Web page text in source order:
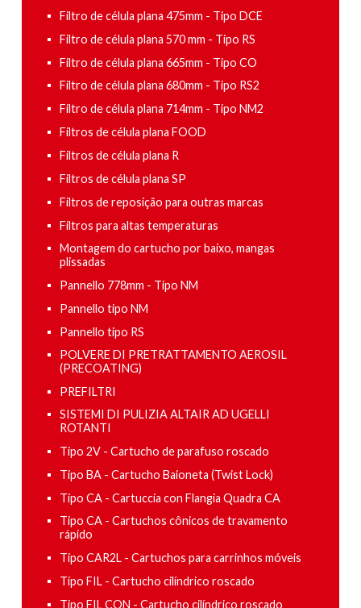
Filtro de célula plana 475mm - Tipo DCE
Filtro de célula plana 570 mm - Tipo RS
Filtro de célula plana 665mm - Tipo CO
Filtro de célula plana 680mm - Tipo RS2
Filtro de célula plana 714mm - Tipo NM2
Filtros de célula plana FOOD
Filtros de célula plana R
Filtros de célula plana SP
Filtros de reposição para outras marcas
Filtros para altas temperaturas
Montagem do cartucho por baixo, mangas
plissadas
Pannello 778mm - Tipo NM
Pannello tipo NM
Pannello tipo RS
POLVERE DI PRETRATTAMENTO AEROSIL
(PRECOATING)
PREFILTRI
SISTEMI DI PULIZIA ALTAIR AD UGELLI
ROTANTI
Tipo 2V - Cartucho de parafuso roscado
Tipo BA - Cartucho Baioneta (Twist Lock)
Tipo CA - Cartuccia con Flangia Quadra CA
Tipo CA - Cartuchos cônicos de travamento
rápido
Tipo CAR2L - Cartuchos para carrinhos móveis
Tipo FIL - Cartucho cilíndrico roscado
Tipo FIL CON - Cartucho cilíndrico roscado